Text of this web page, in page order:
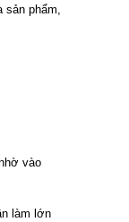
phẩm,
vào
làm lớn